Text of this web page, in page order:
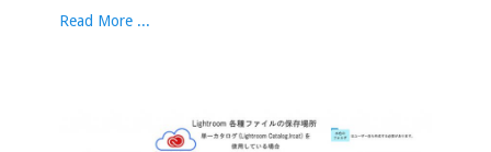
Read More ...